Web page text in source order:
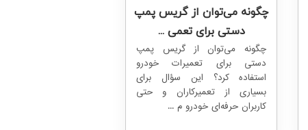
چگونه می‌توان از گریس پمپ
دستی برای تعمی ...
چگونه می‌توان از گریس پمپ
دستی برای تعمیرات خودرو
استفاده کرد؟ این سؤال برای
بسیاری از تعمیرکاران و حتی
کاربران حرفه‌ای خودرو م ...